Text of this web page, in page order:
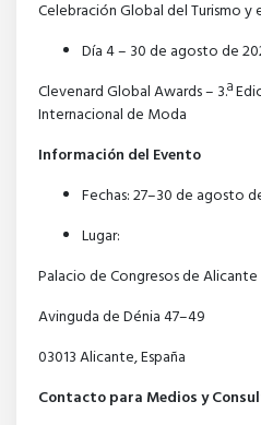
Celebración Global del Turismo y
Día 4 – 30 de agosto de
Clevenard Global Awards – 3.ª
Internacional de Moda
Información del Evento
Fechas: 27–30 de agosto
Lugar:
Palacio de Congresos de Alicante
Avinguda de Dénia 47–49
03013 Alicante, España
Contacto para Medios y